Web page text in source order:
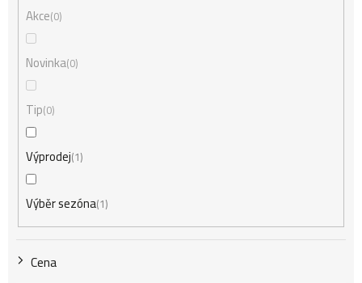
o
Akce 0
Novinka 0
Tip 0
Výprodej 1
Výběr sezóna 1
Cena